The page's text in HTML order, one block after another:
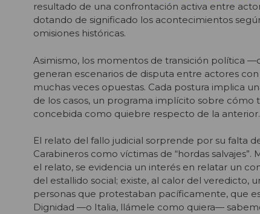
resultado de una confrontación activa entre
dotando de significado los acontecimientos
omisiones históricas.
Asimismo, los momentos de transición política
generan escenarios de disputa entre actores
muchas veces opuestas. Cada postura implica
de los casos, un programa implícito sobre cómo
concebida como quiebre respecto de la anterior.
El relato del fallo judicial sorprende por su falta
Carabineros como víctimas de “hordas
el relato, se evidencia un interés en relatar un
del estallido social; existe, al calor del veredicto,
personas que protestaban pacíficamente, que
Dignidad —o Italia, llámele como quiera—